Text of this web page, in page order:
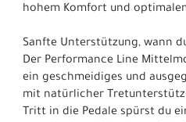
hohem Komfort und
Sanfte Unterstützung, wann
Der Performance Line
ein geschmeidiges und
mit natürlicher
Tritt in die Pedale spürst du